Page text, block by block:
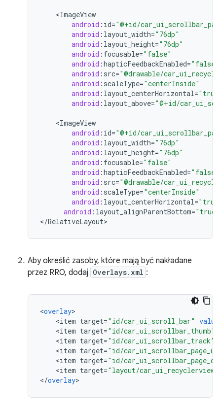
<ImageView
android : id="@+id/
android : layout_width="76dp"
android : layout_height="76dp"
android : focusable="false"
android :hapticFeedbackEnabled="false"
android : src="@drawable/
android : scaleType="centerInside"
android : layout_centerHorizontal=
android : layout_above="@+id/
<ImageView
android : id="@+id/
android : layout_width="76dp"
android : layout_height="76dp"
android : focusable="false"
android :hapticFeedbackEnabled="false"
android : src="@drawable/
android : scaleType="centerInside"
android : layout_centerHorizontal=
android : layout_alignParentBottom="true"
</RelativeLayout>
Aby określić zasoby, które mają być nakładane
przez RRO, dodaj Overlays.xml :
<overlay
<item target="id/car_ui_scroll_bar" value
<item target="id/car_ui_scrollbar_thumb"
<item target="id/car_ui_scrollbar_track"
<item target="id/
<item target="id/
<item target="layout/
</overlay>